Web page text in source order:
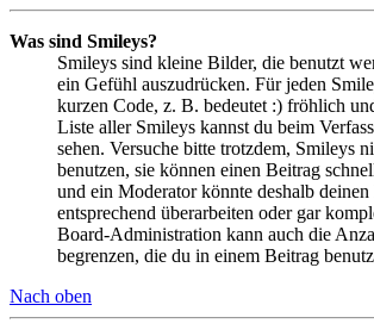
Was sind Smileys?
Smileys sind kleine Bilder, die benutzt
ein Gefühl auszudrücken. Für jeden
kurzen Code, z. B. bedeutet :) fröhlich
Liste aller Smileys kannst du beim
sehen. Versuche bitte trotzdem, Smileys
benutzen, sie können einen Beitrag
und ein Moderator könnte deshalb
entsprechend überarbeiten oder gar
Board-Administration kann auch die
begrenzen, die du in einem Beitrag
Nach oben